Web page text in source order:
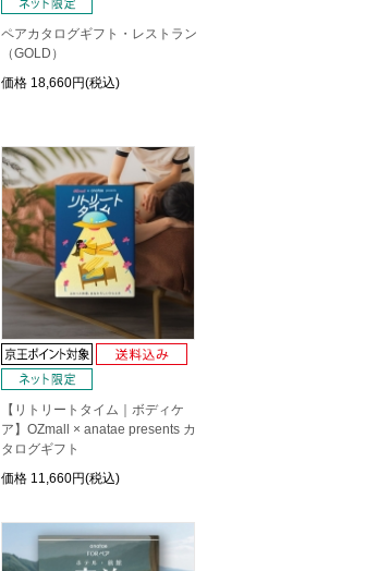
ペアカタログギフト・レストラン
（GOLD）
価格 18,660円(税込)
【リトリートタイム｜ボディケ
ア】OZmall × anatae presents カ
タログギフト
価格 11,660円(税込)